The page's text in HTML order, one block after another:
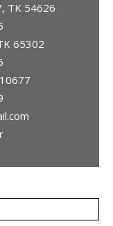
TK 54626
65302